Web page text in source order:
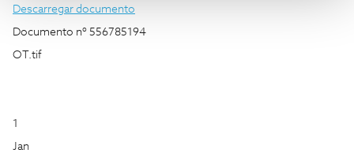
Descarregar documento
Documento nº 556785194
OT.tif
1
Jan